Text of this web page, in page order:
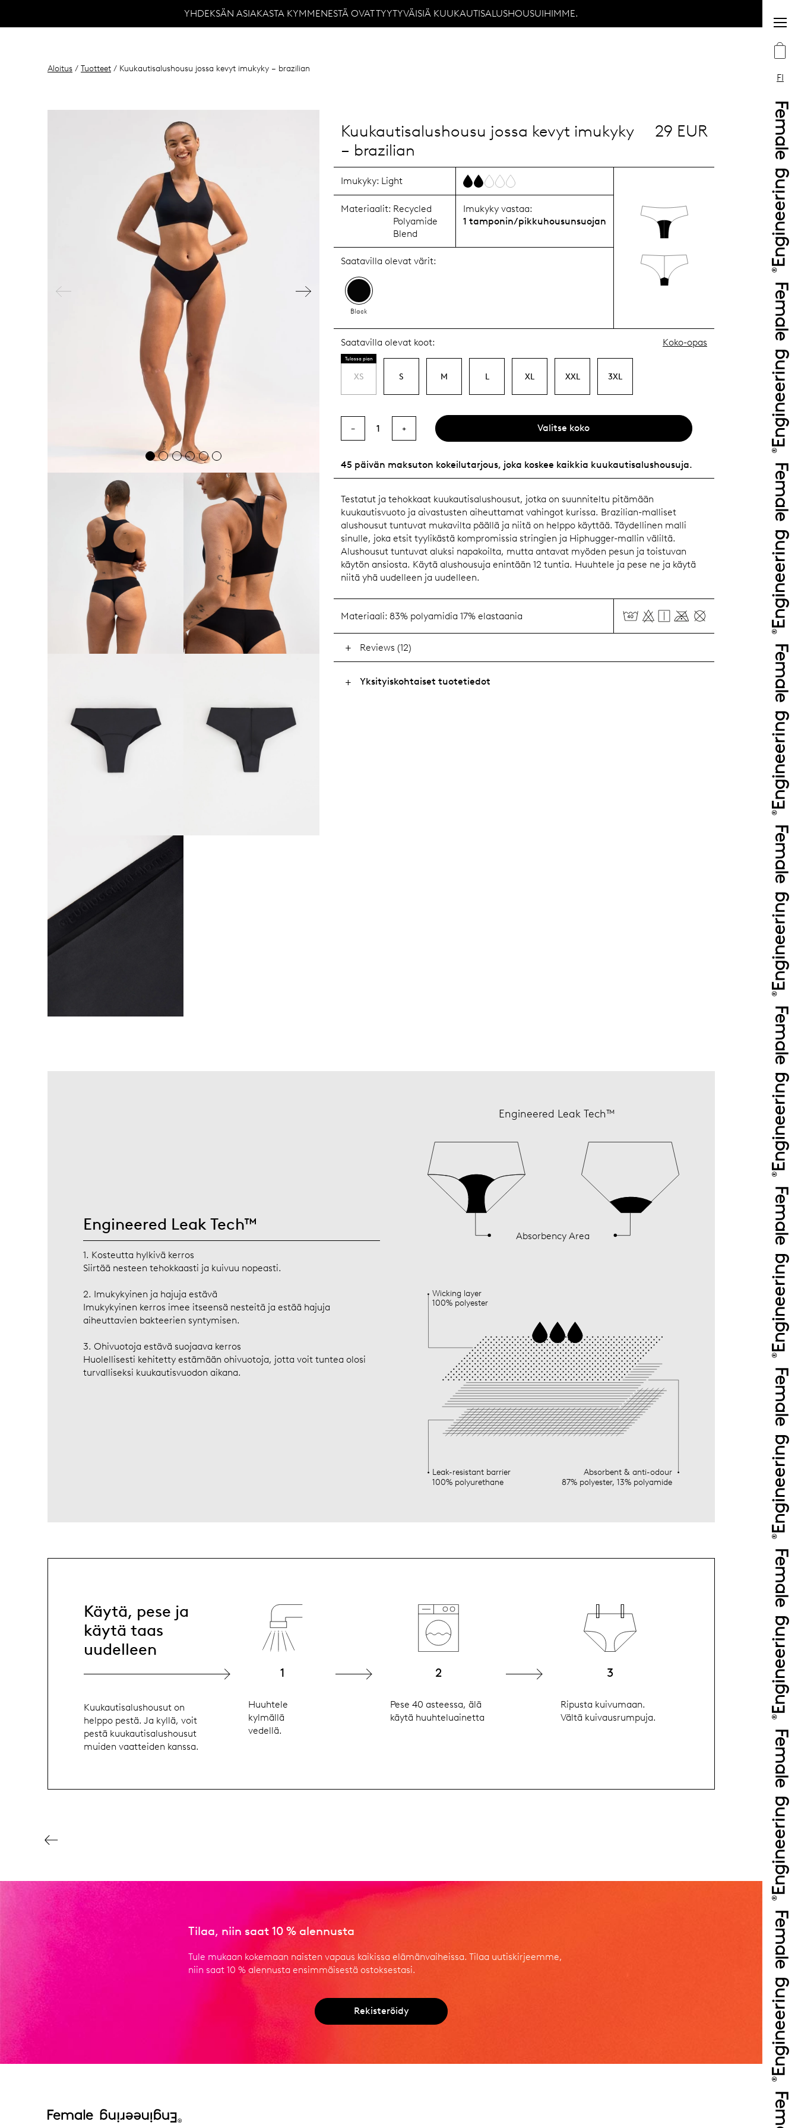
FI
YHDEKSÄN ASIAKASTA KYMMENESTÄ OVAT TYYTYVÄISIÄ KUUKAUTISALUSHOUSUIHIMME.
Aloitus / Tuotteet / Kuukautisalushousu jossa kevyt imukyky – brazilian
Kuukautisalushousu jossa kevyt imukyky
– brazilian
29 EUR
Imukyky: Light
Imukyky vastaa:
1 tamponin/pikkuhousunsuojan
Materiaalit: Recycled
Polyamide
Blend
Saatavilla olevat värit:
Black
Saatavilla olevat koot: Koko-opas
Tulossa pian
XS S M L XL XXL 3XL
− 1 +
45 päivän maksuton kokeilutarjous, joka koskee kaikkia kuukautisalushousuja.
Valitse koko
Testatut ja tehokkaat kuukautisalushousut, jotka on suunniteltu pitämään
kuukautisvuoto ja aivastusten aiheuttamat vahingot kurissa. Brazilian-malliset
alushousut tuntuvat mukavilta päällä ja niitä on helppo käyttää. Täydellinen malli
sinulle, joka etsit tyylikästä kompromissia stringien ja Hiphugger-mallin väliltä.
Alushousut tuntuvat aluksi napakoilta, mutta antavat myöden pesun ja toistuvan
käytön ansiosta. Käytä alushousuja enintään 12 tuntia. Huuhtele ja pese ne ja käytä
niitä yhä uudelleen ja uudelleen.
Materiaali: 83% polyamidia 17% elastaania
Reviews (12)
Yksityiskohtaiset tuotetiedot
Engineered Leak Tech™
1. Kosteutta hylkivä kerros
Siirtää nesteen tehokkaasti ja kuivuu nopeasti.
2. Imukykyinen ja hajuja estävä
Imukykyinen kerros imee itseensä nesteitä ja estää hajuja
aiheuttavien bakteerien syntymisen.
3. Ohivuotoja estävä suojaava kerros
Huolellisesti kehitetty estämään ohivuotoja, jotta voit tuntea olosi
turvalliseksi kuukautisvuodon aikana.
Engineered Leak Tech™
Absorbency Area
Wicking layer
100% polyester
Leak-resistant barrier
100% polyurethane
Absorbent & anti-odour
87% polyester, 13% polyamide
Käytä, pese ja
käytä taas
uudelleen
Kuukautisalushousut on
helppo pestä. Ja kyllä, voit
pestä kuukautisalushousut
muiden vaatteiden kanssa.
1
Huuhtele
kylmällä
vedellä.
2
Pese 40 asteessa, älä
käytä huuhteluainetta
3
Ripusta kuivumaan.
Vältä kuivausrumpuja.
Tilaa, niin saat 10 % alennusta
Tule mukaan kokemaan naisten vapaus kaikissa elämänvaiheissa. Tilaa uutiskirjeemme,
niin saat 10 % alennusta ensimmäisestä ostoksestasi.
Rekisteröidy